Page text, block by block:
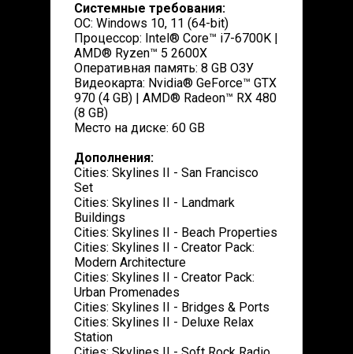
Системные требования:
ОС: Windows 10, 11 (64-bit)
Процессор: Intel® Core™ i7-6700K |
AMD® Ryzen™ 5 2600X
Оперативная память: 8 GB ОЗУ
Видеокарта: Nvidia® GeForce™ GTX
970 (4 GB) | AMD® Radeon™ RX 480
(8 GB)
Место на диске: 60 GB
Дополнения:
Cities: Skylines II - San Francisco
Set
Cities: Skylines II - Landmark
Buildings
Cities: Skylines II - Beach Properties
Cities: Skylines II - Creator Pack:
Modern Architecture
Cities: Skylines II - Creator Pack:
Urban Promenades
Cities: Skylines II - Bridges & Ports
Cities: Skylines II - Deluxe Relax
Station